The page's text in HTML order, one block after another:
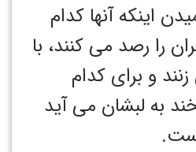
اینکه آنها کدام
را رصد می کنند، با
و برای کدام
به لبشان می آید